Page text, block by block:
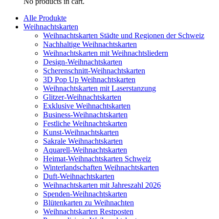
Alle Produkte
Weihnachtskarten
Weihnachtskarten Städte und Regionen der Schweiz
Nachhaltige Weihnachtskarten
Weihnachtskarten mit Weihnachtsliedern
Design-Weihnachtskarten
Scherenschnitt-Weihnachtskarten
3D Pop Up Weihnachtskarten
Weihnachtskarten mit Laserstanzung
Glitzer-Weihnachtskarten
Exklusive Weihnachtskarten
Business-Weihnachtskarten
Festliche Weihnachtskarten
Kunst-Weihnachtskarten
Sakrale Weihnachtskarten
Aquarell-Weihnachtskarten
Heimat-Weihnachtskarten Schweiz
Winterlandschaften Weihnachtskarten
Duft-Weihnachtskarten
Weihnachtskarten mit Jahreszahl 2026
Spenden-Weihnachtskarten
Blütenkarten zu Weihnachten
Weihnachtskarten Restposten